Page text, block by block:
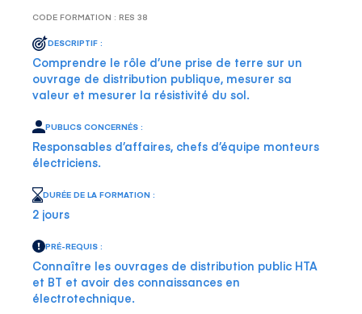
CODE FORMATION : RES 38
DESCRIPTIF :
Comprendre le rôle d’une prise de terre sur un
ouvrage de distribution publique, mesurer sa
valeur et mesurer la résistivité du sol.
PUBLICS CONCERNÉS :
Responsables d’affaires, chefs d’équipe monteurs
électriciens.
DURÉE DE LA FORMATION :
2 jours
PRÉ-REQUIS :
Connaître les ouvrages de distribution public HTA
et BT et avoir des connaissances en
électrotechnique.